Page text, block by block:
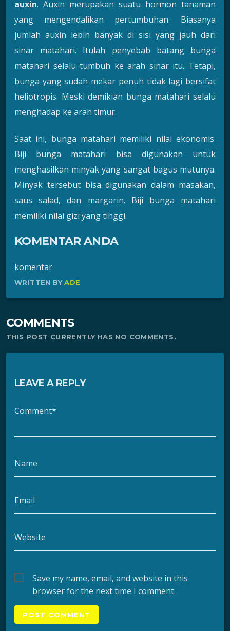
auxin. Auxin merupakan suatu hormon tanaman
yang mengendalikan pertumbuhan. Biasanya
jumlah auxin lebih banyak di sisi yang jauh dari
sinar matahari. Itulah penyebab batang bunga
matahari selalu tumbuh ke arah sinar itu. Tetapi,
bunga yang sudah mekar penuh tidak lagi bersifat
heliotropis. Meski demikian bunga matahari selalu
menghadap ke arah timur.
Saat ini, bunga matahari memiliki nilai ekonomis.
Biji bunga matahari bisa digunakan untuk
menghasilkan minyak yang sangat bagus mutunya.
Minyak tersebut bisa digunakan dalam masakan,
saus salad, dan margarin. Biji bunga matahari
memiliki nilai gizi yang tinggi.
KOMENTAR ANDA
komentar
WRITTEN BYADE
COMMENTS
THIS POST CURRENTLY HAS NO COMMENTS.
LEAVE A REPLY
Comment*
Name
Email
Website
Save my name, email, and website in this
browser for the next time I comment.